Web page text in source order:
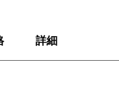
詳細